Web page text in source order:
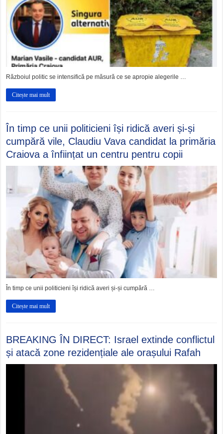
Războiul politic se intensifică pe măsură ce se apropie alegerile …
Citește mai mult
În timp ce unii politicieni își ridică averi și-și
cumpără vile, Claudiu Vava candidat la primăria
Craiova a înființat un centru pentru copii
În timp ce unii politicieni își ridică averi și-și cumpără …
Citește mai mult
BREAKING ÎN DIRECT: Israel extinde conflictul
și atacă zone rezidențiale ale orașului Rafah